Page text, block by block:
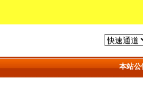
本站公告：